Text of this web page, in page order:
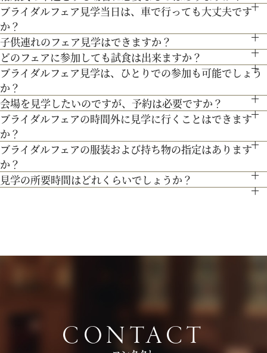
最新のトレンドコーディネート体験が可能。
個性やテーマに合わせて素敵な空間を作り上げます！ウェディ
200年の歴史ある厳かな雰囲気に包まれる大聖堂で、結婚式の
真髄を感じていただける見学ツアー。広大な空間と圧倒的な美
しさを誇る大聖堂で、神聖な儀式が執り行われる特別な場所
を、ぜひ実際にご体感ください♪
３Dプロジェクションマッピングを始め、先輩カップル絶賛の
最先端のウェディング演出の数々をご紹介。ゲストと楽しむ演
出、お姫様のように注目される演出、あなたの理想にあったも
のをご提案します。
車 2番出口より徒歩約15分となっております。
ご案内にてご対応させて頂きます。
お内金と印鑑をお持ちいただいております。都度、プランナー
よりご案内させて頂きますのでご安心ください。
ブライダルフェア見学当日は、車で行っても大丈夫です
か？
お車でお越しいただいても大丈夫です。その際は、会場併設の
無料駐車場をご利用下さい。
子供連れのフェア見学はできますか？
もちろん可能です。授乳室等もご用意しておりますのでご安心
ください。
また、お子様連れでのご来館が不安な場合は、オンライン相談
フェアもご検討下さい。
どのフェアに参加しても試食は出来ますか？
「試食」マークのついているフェアにて、シェフ厳選料理の無
料試食を行っております。
ブライダルフェア見学は、ひとりでの参加も可能でしょう
か？
もちろん可能です。おひとり様でのご見学も歓迎しておりま
す。
会場を見学したいのですが、予約は必要ですか？
予約制ではございませんが、予約の方優先でご案内をしており
ます。
事前にご予約頂けますとご希望の日時に見学確実かと存じます
ので、ブライダルフェアページより予約、またはお電話にてお
ブライダルフェアの時間外に見学に行くことはできます
か？
ブライダルフェア開催時間帯での参加が難しい場合は、お電話
にてお気軽にご相談下さい。
ブライダルフェアの服装および持ち物の指定はあります
か？
特に指定はございません。服装は普段着でお気軽にお越しく
見学の所要時間はどれくらいでしょうか？
ご試食やお見積もり・日程のご提示を含めて３時間程お時間を
CONTACT